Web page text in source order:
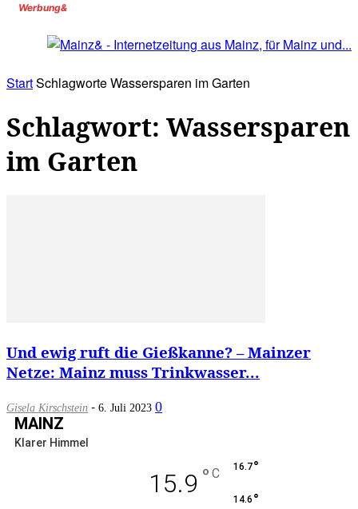
Werbung&
StartSchlagworteWassersparen im Garten
Schlagwort: Wassersparen
im Garten
Und ewig ruft die Gießkanne? – Mainzer
Netze: Mainz muss Trinkwasser...
Gisela Kirschstein - 6. Juli 2023 0
MAINZ
Klarer Himmel
15.9 ° C 16.7°
14.6 °